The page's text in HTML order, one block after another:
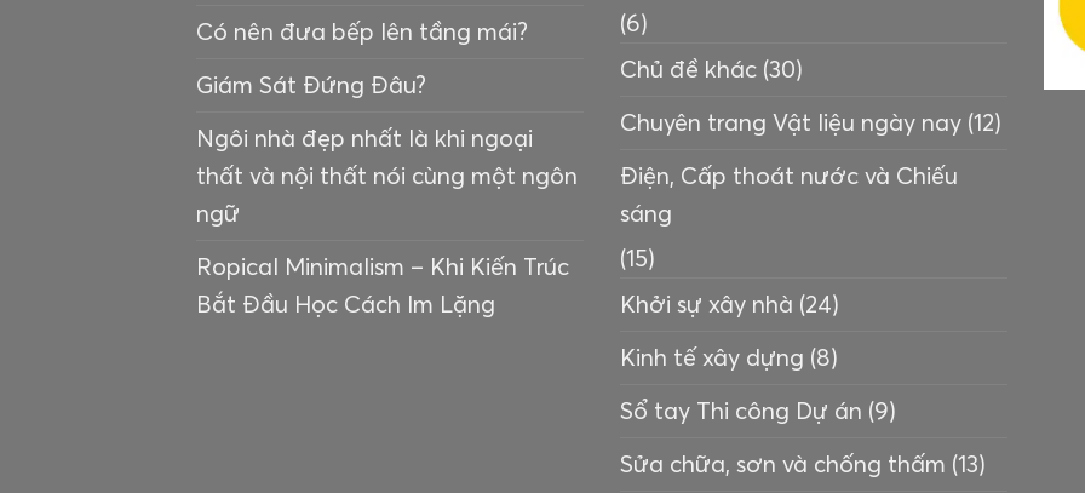
Có nên đưa bếp lên tầng mái?
Giám Sát Đứng Đâu?
Ngôi nhà đẹp nhất là khi ngoại
thất và nội thất nói cùng một ngôn
ngữ
Ropical Minimalism – Khi Kiến Trúc
Bắt Đầu Học Cách Im Lặng
(6)
Chủ đề khác (30)
Chuyên trang Vật liệu ngày nay (12)
Điện, Cấp thoát nước và Chiếu
sáng
(15)
Khởi sự xây nhà (24)
Kinh tế xây dựng (8)
Sổ tay Thi công Dự án (9)
Sửa chữa, sơn và chống thấm (13)